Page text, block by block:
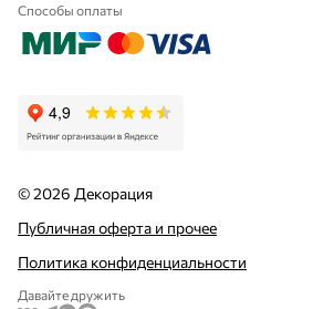
Способы оплаты
© 2026 Декорация
Публичная оферта и прочее
Политика конфиденциальности
Давайте дружить